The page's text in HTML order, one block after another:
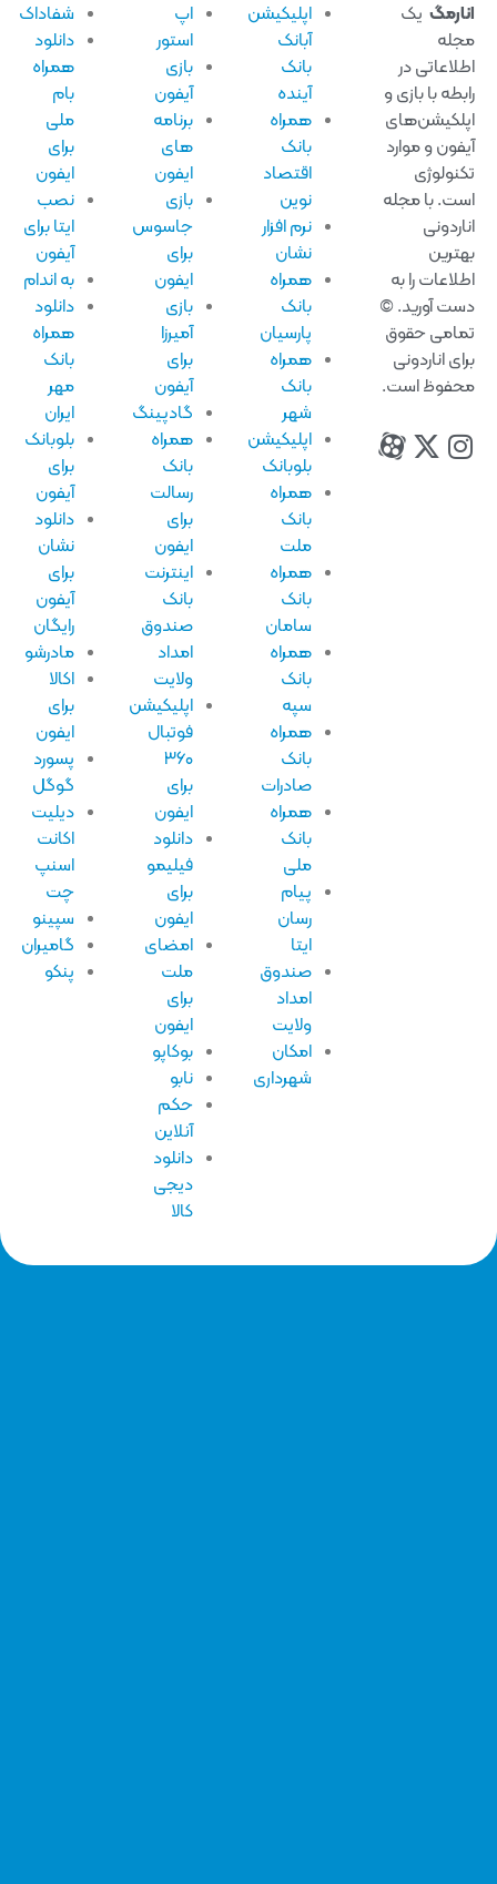
یک
در
با بازی و
و موارد
با مجله
را به
آورید. ©
حقوق
اناردونی
است.
اپلیکیشن
آبانک
آینده
همراه
اقتصاد
نرم افزار
نشان
همراه
پارسیان
همراه
اپلیکیشن
بلوبانک
همراه
همراه
سامان
همراه
همراه
صادرات
همراه
پیام
رسان
صندوق
امداد
ولایت
امکان
شهرداری
اپ
استور
بازی
آیفون
برنامه
ایفون
بازی
جاسوس
ایفون
بازی
آیفون
گادپینگ
همراه
رسالت
ایفون
اینترنت
صندوق
امداد
ولایت
اپلیکیشن
فوتبال
ایفون
دانلود
فیلیمو
ایفون
امضای
ایفون
بوکاپو
نابو
حکم
آنلاین
دانلود
دیجی
شفاداک
دانلود
همراه
ایفون
نصب
ایتا برای
آیفون
به اندام
دانلود
همراه
بلوبانک
آیفون
دانلود
نشان
آیفون
رایگان
مادرشو
اکالا
ایفون
پسورد
گوگل
دیلیت
اکانت
اسنپ
سپینو
گامیران
پنکو